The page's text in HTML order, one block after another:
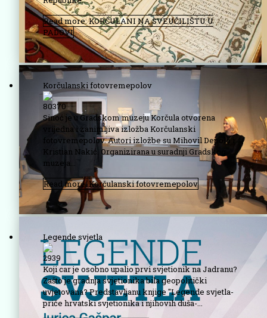
Read more: KORČULANI NA SVEUČILIŠTU U
PADOVI
Korčulanski fotovremepolov
80370
Sinoć je u Gradskom muzeju Korčula otvorena
vrijedna i zanimljiva izložba Korčulanski
fotovremepolov. Autori izložbe su Mihovil Depolo i
Kristian Nakić. Organizirana u suradnji Gradskog
muzeja...
Read more: Korčulanski fotovremepolov
Legende svjetla
2939
Koji car je osobno upalio prvi svjetionik na Jadranu?
Zašto je gradnja svjetionika bila geopolitički
uvjetovana? Predstavljanu knjige ''Legende svjetla-
priče hrvatski svjetionika i njihovih duša-...